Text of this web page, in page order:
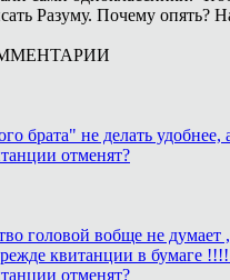
Разуму. Почему опять?
брата" не делать
отменят?
головой вобще не
квитанции в бумаге
отменят?